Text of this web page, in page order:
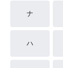
ナ
ハ